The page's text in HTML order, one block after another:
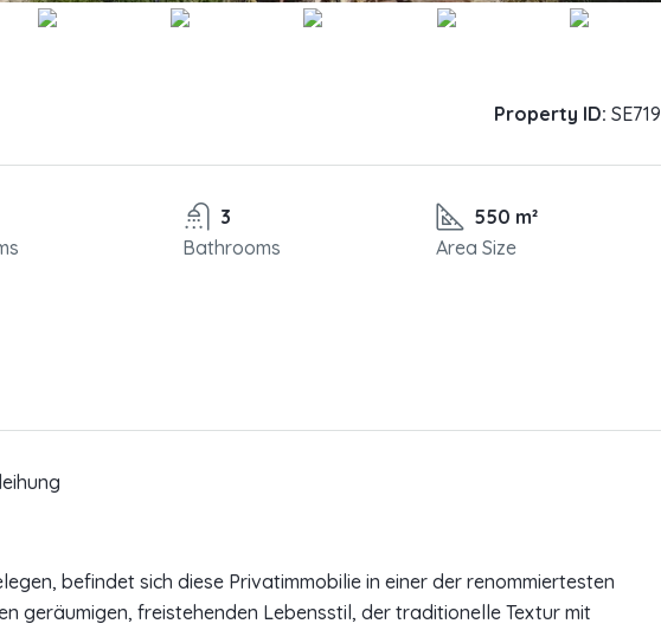
Property ID: SE719
3
Bathrooms
550 m²
Area Size
befindet sich diese Privatimmobilie in einer der renommiertesten
geräumigen, freistehenden Lebensstil, der traditionelle Textur mit